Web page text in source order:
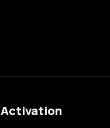
Activation